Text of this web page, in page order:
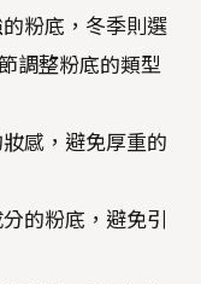
粉底，冬季則選
調整粉底的類型
感，避免厚重的
的粉底，避免引